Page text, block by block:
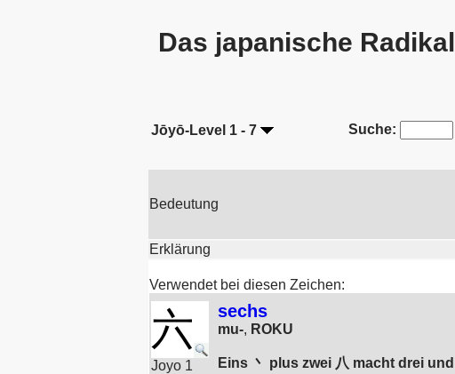
Das japanische
Jōyō-Level 1 - 7 Suche:
Bedeutung
Erklärung
Verwendet bei diesen Zeichen:
六
Joyo 1
sechs
mu-, ROKU
Eins 丶 plus zwei 八 macht drei